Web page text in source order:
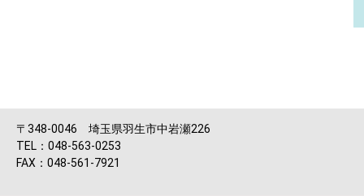
〒348-0046 埼玉県羽生市中岩瀬226
TEL：048-563-0253
FAX：048-561-7921